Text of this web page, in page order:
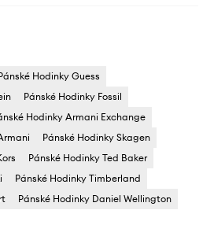
Hodinky Guess
Pánské Hodinky Fossil
Hodinky Armani Exchange
Pánské Hodinky Skagen
Pánské Hodinky Ted Baker
Pánské Hodinky Timberland
Pánské Hodinky Daniel Wellington